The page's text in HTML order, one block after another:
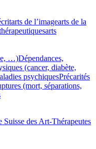
arts de l’imagearts de la
arts
…)Dépendances,
(cancer, diabète,
psychiquesPrécarités
(mort, séparations,